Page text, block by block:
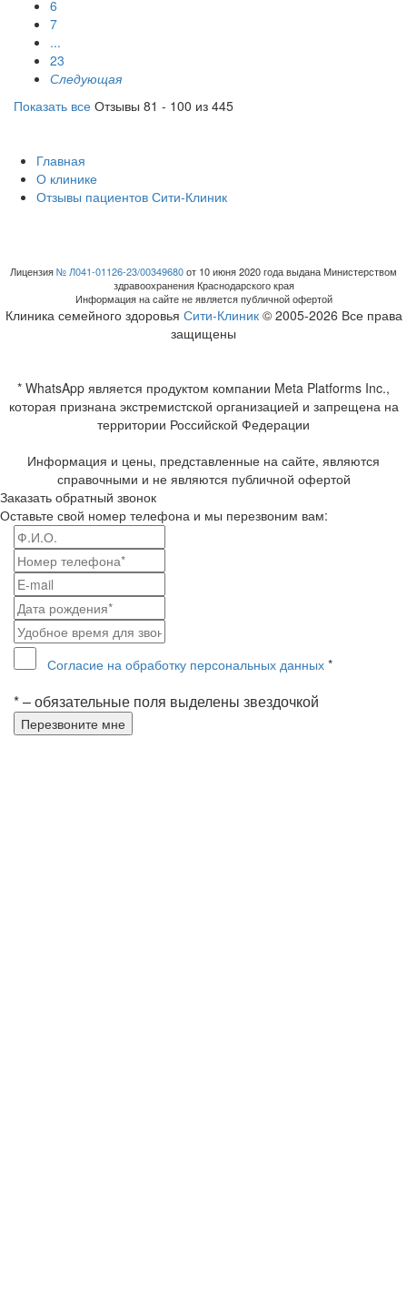
6
7
...
23
Следующая
Показать все Отзывы 81 - 100 из 445
Главная
О клинике
Отзывы пациентов Сити-Клиник
Лицензия№ Л041-01126-23/00349680от 10 июня 2020 года выдана Министерством
здравоохранения Краснодарского края
Информация на сайте не является публичной офертой
Клиника семейного здоровья Сити-Клиник© 2005-2026 Все права
защищены
* WhatsApp является продуктом компании Meta Platforms Inc.,
которая признана экстремистской организацией и запрещена на
территории Российской Федерации
Информация и цены, представленные на сайте, являются
справочными и не являются публичной офертой
Заказать обратный звонок
Оставьте свой номер телефона и мы перезвоним вам:
Согласие на обработку персональных данных *
* – обязательные поля выделены звездочкой